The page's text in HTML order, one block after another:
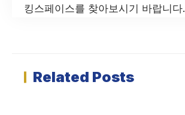
킹스페이스를 찾아보시기 바랍니다.
Related Posts